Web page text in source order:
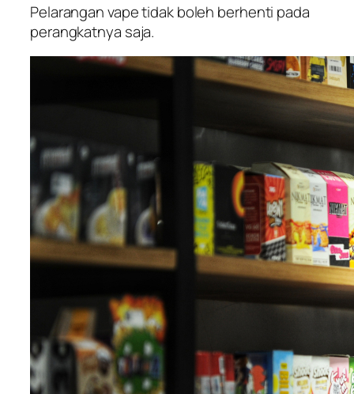
Pelarangan vape tidak boleh berhenti pada
perangkatnya saja.